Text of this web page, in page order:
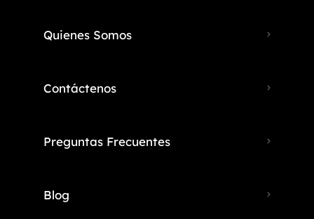
Quienes Somos
Contáctenos
Preguntas Frecuentes
Blog